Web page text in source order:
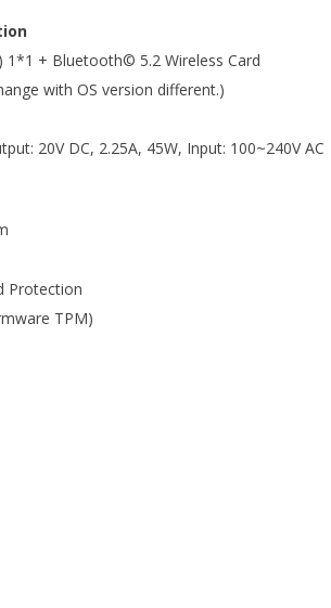
1*1 + Bluetooth© 5.2 Wireless Card
with OS version different.)
20V DC, 2.25A, 45W, Input: 100~240V AC
Protection
TPM)